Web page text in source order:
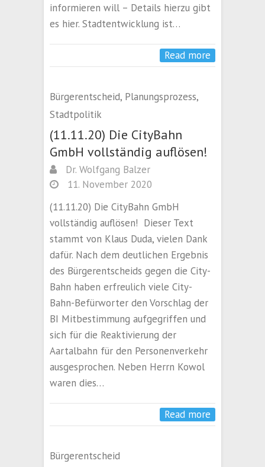
informieren will – Details hierzu gibt
es hier. Stadtentwicklung ist…
Read more
Bürgerentscheid, Planungsprozess,
Stadtpolitik
(11.11.20) Die CityBahn
GmbH vollständig auflösen!
Dr. Wolfgang Balzer
11. November 2020
(11.11.20) Die CityBahn GmbH
vollständig auflösen! Dieser Text
stammt von Klaus Duda, vielen Dank
dafür. Nach dem deutlichen Ergebnis
des Bürgerentscheids gegen die City-
Bahn haben erfreulich viele City-
Bahn-Befürworter den Vorschlag der
BI Mitbestimmung aufgegriffen und
sich für die Reaktivierung der
Aartalbahn für den Personenverkehr
ausgesprochen. Neben Herrn Kowol
waren dies…
Read more
Bürgerentscheid